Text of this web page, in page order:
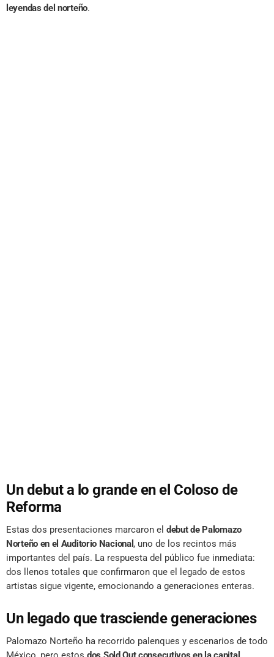
leyendas del norteño.
Un debut a lo grande en el Coloso de
Reforma
Estas dos presentaciones marcaron el debut de Palomazo
Norteño en el Auditorio Nacional , uno de los recintos más
importantes del país. La respuesta del público fue inmediata:
dos llenos totales que confirmaron que el legado de estos
artistas sigue vigente, emocionando a generaciones enteras.
Un legado que trasciende generaciones
Palomazo Norteño ha recorrido palenques y escenarios de todo